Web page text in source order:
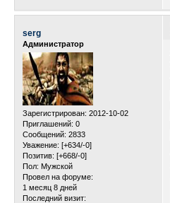
serg
Администратор
Зарегистрирован: 2012-10-02
Приглашений: 0
Сообщений: 2833
Уважение: [+634/-0]
Позитив: [+668/-0]
Пол: Мужской
Провел на форуме:
1 месяц 8 дней
Последний визит: